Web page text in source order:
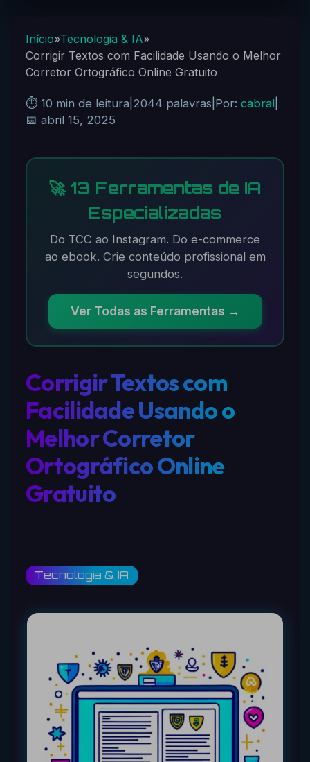
Início»Tecnologia & IA»
Corrigir Textos com Facilidade Usando o Melhor
Corretor Ortográfico Online Gratuito
⏱️ 10 min de leitura 2044 palavras Por: cabral|
📅 abril 15, 2025
🚀 13 Ferramentas de IA
Especializadas
Do TCC ao Instagram. Do e-commerce
ao ebook. Crie conteúdo profissional em
segundos.
Ver Todas as Ferramentas →
Corrigir Textos com
Facilidade Usando o
Melhor Corretor
Ortográfico Online
Gratuito
Tecnologia & IA